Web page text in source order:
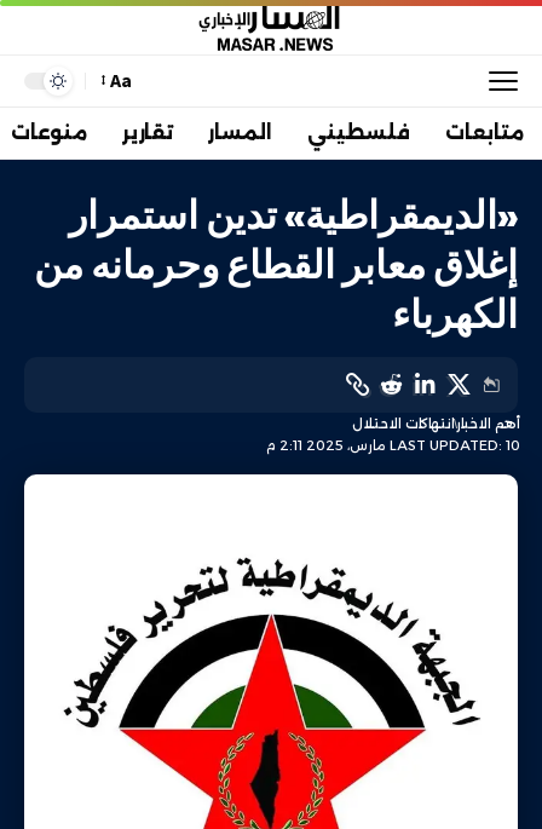
Aa
متابعات فلسطيني المسار تقارير منوعات
«الديمقراطية» تدين استمرار
إغلاق معابر القطاع وحرمانه من
الكهرباء
LAST UPDATED: 10 مارس، 2025 2:11 م
أهم الاخبارانتهاكات الاحتلال